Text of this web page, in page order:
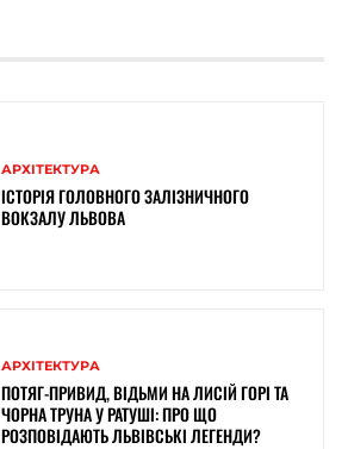
АРХІТЕКТУРА
ІСТОРІЯ ГОЛОВНОГО ЗАЛІЗНИЧНОГО
ВОКЗАЛУ ЛЬВОВА
АРХІТЕКТУРА
ПОТЯГ-ПРИВИД, ВІДЬМИ НА ЛИСІЙ ГОРІ ТА
ЧОРНА ТРУНА У РАТУШІ: ПРО ЩО
РОЗПОВІДАЮТЬ ЛЬВІВСЬКІ ЛЕГЕНДИ?